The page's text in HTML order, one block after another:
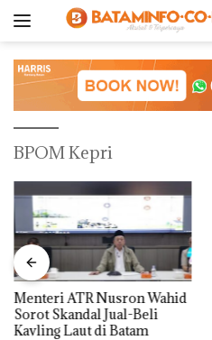
BPOM Kepri
Menteri ATR Nusron Wahid
Sorot Skandal Jual-Beli
Kavling Laut di Batam